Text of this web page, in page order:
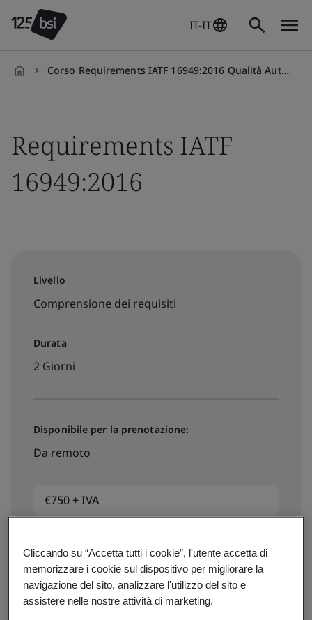
IT-IT
Corso Requirements IATF 16949:2016 Qualità Automotive
Requirements IATF
16949:2016
Livello
Comprensione dei requisiti
Durata
2 Giorni
Disponibile per la prenotazione:
Da remoto
€750 + IVA
Date, prezzi e iscrizioni
Cliccando su “Accetta tutti i cookie”, l'utente accetta di
memorizzare i cookie sul dispositivo per migliorare la
navigazione del sito, analizzare l'utilizzo del sito e
assistere nelle nostre attività di marketing.